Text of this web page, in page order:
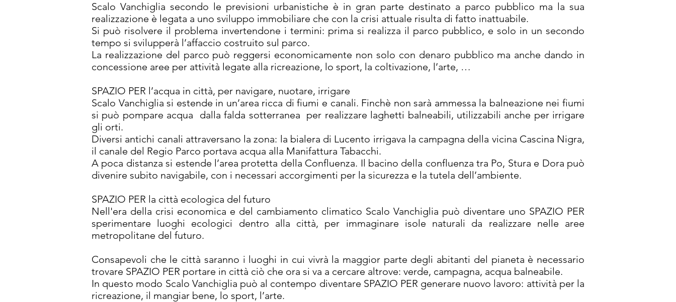
Scalo Vanchiglia secondo le previsioni urbanistiche è in gran parte destinato a parco pubblico ma la sua
realizzazione è legata a uno sviluppo immobiliare che con la crisi attuale risulta di fatto inattuabile.
Si può risolvere il problema invertendone i termini: prima si realizza il parco pubblico, e solo in un secondo
tempo si svilupperà l’affaccio costruito sul parco.
La realizzazione del parco può reggersi economicamente non solo con denaro pubblico ma anche dando in
concessione aree per attività legate alla ricreazione, lo sport, la coltivazione, l’arte, …
SPAZIO PER l’acqua in città, per navigare, nuotare, irrigare
Scalo Vanchiglia si estende in un’area ricca di fiumi e canali. Finchè non sarà ammessa la balneazione nei fiumi
si può pompare acqua dalla falda sotterranea per realizzare laghetti balneabili, utilizzabili anche per irrigare
gli orti.
Diversi antichi canali attraversano la zona: la bialera di Lucento irrigava la campagna della vicina Cascina Nigra,
il canale del Regio Parco portava acqua alla Manifattura Tabacchi.
A poca distanza si estende l’area protetta della Confluenza. Il bacino della confluenza tra Po, Stura e Dora può
divenire subito navigabile, con i necessari accorgimenti per la sicurezza e la tutela dell’ambiente.
SPAZIO PER la città ecologica del futuro
Nell'era della crisi economica e del cambiamento climatico Scalo Vanchiglia può diventare uno SPAZIO PER
sperimentare luoghi ecologici dentro alla città, per immaginare isole naturali da realizzare nelle aree
metropolitane del futuro.
Consapevoli che le città saranno i luoghi in cui vivrà la maggior parte degli abitanti del pianeta è necessario
trovare SPAZIO PER portare in città ciò che ora si va a cercare altrove: verde, campagna, acqua balneabile.
In questo modo Scalo Vanchiglia può al contempo diventare SPAZIO PER generare nuovo lavoro: attività per la
ricreazione, il mangiar bene, lo sport, l’arte.